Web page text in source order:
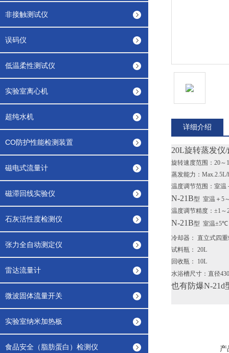
非接触测试仪
误码仪
低温柔性测试仪
实验室离心机
超纯水机
CO防护性能检测装置
磁电式流量计
磁滞回线实验仪
石灰活性度检测仪
张力全自动测定仪
雷达流量计
微波固体流量开关
实验室纳米加热板
食品安全（脂肪蛋白）检测仪
详细介绍
20L旋转蒸发仪/
旋转速度范围： 20～
蒸发能力： Max.2.5L/
温度调节范围：室温
N-21B型 室温＋ 5
温度调节精度： ±1 ～
N-21B型 室温±5℃
冷却器： 直立式四
试料瓶： 20L
回收瓶：
10L
水浴槽尺寸：直径
也有防爆N-21d
产